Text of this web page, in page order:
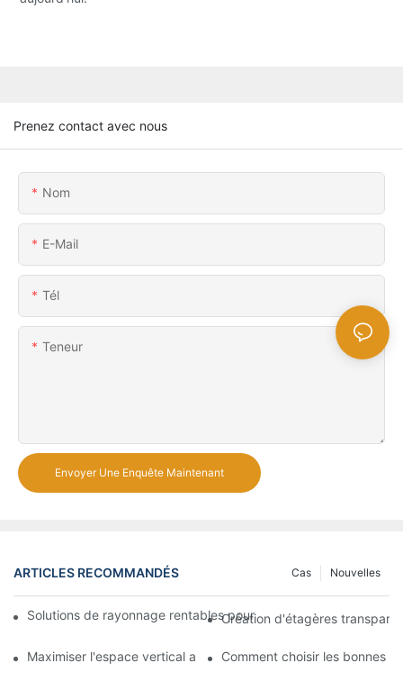
Prenez contact avec nous
Nom
E-Mail
Tél
Teneur
Envoyer Une Enquête Maintenant
ARTICLES RECOMMANDÉS Nouvelles
Cas
Solutions de rayonnage rentables pour les supermarchés: une
Création d'étagères
Maximiser l'espace vertical avec des conceptions créatives de
Comment choisir les bonnes